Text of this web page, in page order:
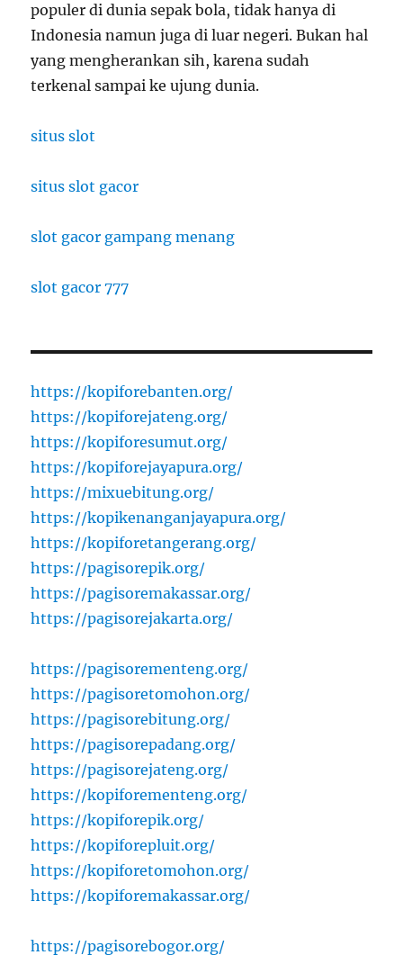
populer di dunia sepak bola, tidak hanya di
Indonesia namun juga di luar negeri. Bukan hal
yang mengherankan sih, karena sudah
terkenal sampai ke ujung dunia.
situs slot
situs slot gacor
slot gacor gampang menang
slot gacor 777
https://kopiforebanten.org/
https://kopiforejateng.org/
https://kopiforesumut.org/
https://kopiforejayapura.org/
https://mixuebitung.org/
https://kopikenanganjayapura.org/
https://kopiforetangerang.org/
https://pagisorepik.org/
https://pagisoremakassar.org/
https://pagisorejakarta.org/
https://pagisorementeng.org/
https://pagisoretomohon.org/
https://pagisorebitung.org/
https://pagisorepadang.org/
https://pagisorejateng.org/
https://kopiforementeng.org/
https://kopiforepik.org/
https://kopiforepluit.org/
https://kopiforetomohon.org/
https://kopiforemakassar.org/
https://pagisorebogor.org/